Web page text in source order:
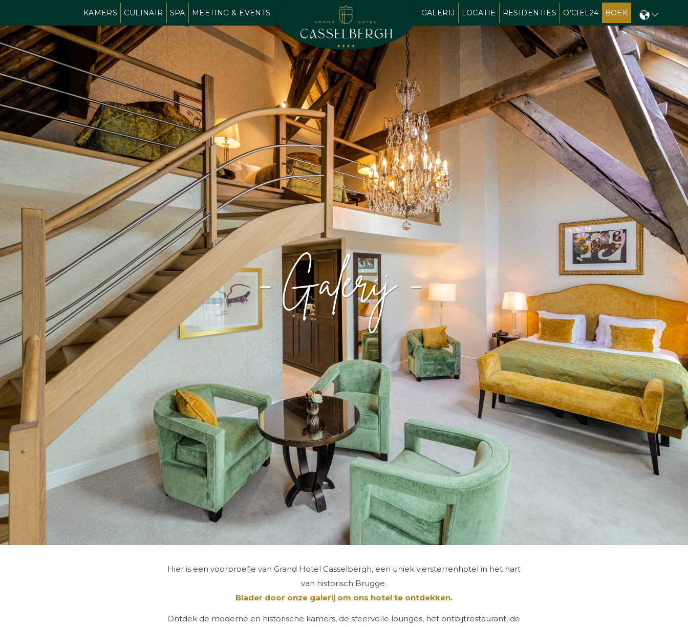
KAMERS CULINAIR SPA MEETING & EVENTS GALERIJ LOCATIE RESIDENTIES O’CIEL24 BOEK N
Hier is een voorproefje van Grand Hotel Casselbergh, een uniek viersterrenhotel in het hart
van historisch Brugge.
Blader door onze galerij om ons hotel te ontdekken.
Ontdek de moderne en historische kamers, de sfeervolle lounges, het ontbijtrestaurant, de